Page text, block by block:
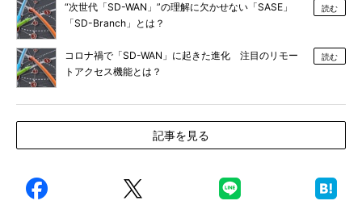
“次世代「SD-WAN」”の理解に欠かせない「SASE」
「SD-Branch」とは？
読む
コロナ禍で「SD-WAN」に起きた進化 注目のリモー
トアクセス機能とは？
読む
記事を見る